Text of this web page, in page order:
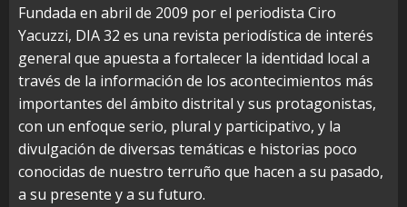
Fundada en abril de 2009 por el periodista Ciro
Yacuzzi, DIA 32 es una revista periodística de interés
general que apuesta a fortalecer la identidad local a
través de la información de los acontecimientos más
importantes del ámbito distrital y sus protagonistas,
con un enfoque serio, plural y participativo, y la
divulgación de diversas temáticas e historias poco
conocidas de nuestro terruño que hacen a su pasado,
a su presente y a su futuro.